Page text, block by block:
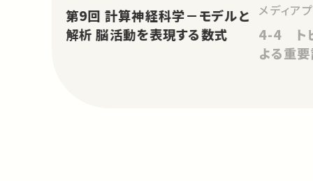
第9回 計算神経科学－モデルと
解析 脳活動を表現する数式
メディア
4-4 ト
よる重